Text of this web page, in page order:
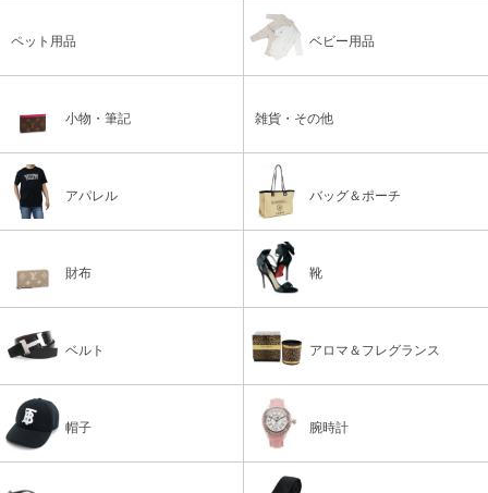
ペット用品 ベビー用品
小物・筆記 雑貨・その他
アパレル バッグ＆ポーチ
財布 靴
ベルト アロマ＆フレグランス
帽子 腕時計